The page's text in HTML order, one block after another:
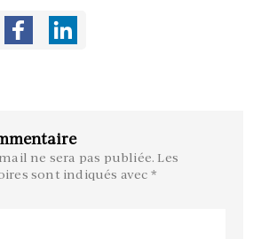
ne sera pas publiée. Les
sont indiqués avec *